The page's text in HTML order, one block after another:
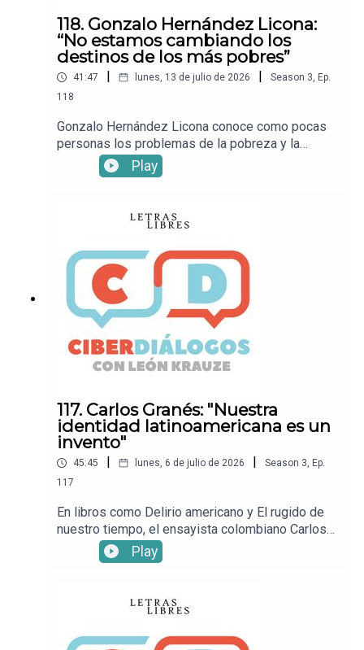
webXFacebookInstagramTikTok• ¡Suscríbete a
Letras Libres!
118. Gonzalo Hernández Licona:
“No estamos cambiando los
destinos de los más pobres”
41:47 | lunes, 13 de julio de 2026 | Season 3, Ep.
118
Gonzalo Hernández Licona conoce como pocas
personas los problemas de la pobreza y la
desigualdad. En esta entrevista con León Krauze,
el ex secretario ejecutivo del Coneval, actual
Estudios Espinoza Yglesias, habla sobre la
batalla contra la pobreza, que en México está aún
muy lejos de terminar.Mira este episodio en
YouTub e.• Sigue a León
KrauzeXFacebookInstagramTikTok• Sigue a
Letras LibresSitio
webXFacebookInstagramTikTok• ¡Suscríbete a
Letras Libres!
Play
117. Carlos Granés: "Nuestra
identidad latinoamericana es un
invento"
45:45 | lunes, 6 de julio de 2026 | Season 3, Ep.
117
En libros como Delirio americano y El rugido de
nuestro tiempo, el ensayista colombiano Carlos
Granés ha analizado con inteligencia el pasado y
la actualidad de América Latina. En esta
políticos relevantes: la situación del régimen en
Venezuela luego de los terremotos, el ascenso
de la derecha en Colombia, el papel de Donald
Play